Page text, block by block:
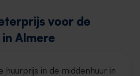
voor de
Almere
huurprijs in de middenhuur in